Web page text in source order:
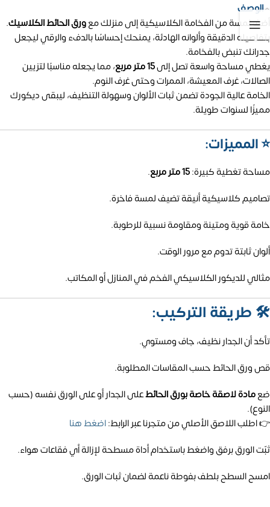
الوصف
أضف لمسة من الفخامة الكلاسيكية إلى منزلك معورق الحائط الكلاسيك.
بتفاصيله الدقيقة وألوانه الهادئة، يمنحك إحساسًا بالدفء والرقي ليجعل
جدرانك تنبض بالفخامة.
يغطي مساحة واسعة تصل إلى15 متر مربع
، مما يجعله مناسبًا لتزيين
الصالات، غرف المعيشة، الممرات وحتى غرف النوم.
الخامة عالية الجودة تضمن ثبات الألوان وسهولة التنظيف، ليبقى ديكورك
مميزًا لسنوات طويلة.
⭐ المميزات:
مساحة تغطية كبيرة:15 متر مربع
.
تصاميم كلاسيكية أنيقة تضيف لمسة فاخرة.
خامة قوية ومتينة ومقاومة نسبية للرطوبة.
ألوان ثابتة تدوم مع مرور الوقت.
مثالي للديكور الكلاسيكي الفخم في المنازل أو المكاتب.
🛠️ طريقة التركيب:
تأكد أن الجدار نظيف، جاف ومستوي.
قص ورق الحائط حسب المقاسات المطلوبة.
ضعمادة لاصقة خاصة بورق الحائطعلى الجدار أو على الورق نفسه (حسب
النوع).
👉 اطلب اللاصق الأصلي من متجرنا عبر الرابط:اضغط هنا
ثبّت الورق برفق واضغط باستخدام أداة مسطحة لإزالة أي فقاعات هواء.
امسح السطح بلطف بفوطة ناعمة لضمان ثبات الورق.